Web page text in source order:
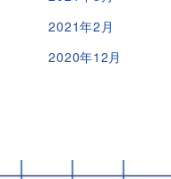
2021年2月
2020年12月